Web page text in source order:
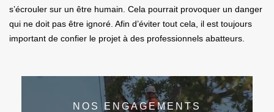
s’écrouler sur un être humain. Cela pourrait provoquer un danger
qui ne doit pas être ignoré. Afin d’éviter tout cela, il est toujours
important de confier le projet à des professionnels abatteurs.
NOS ENGAGEMENTS